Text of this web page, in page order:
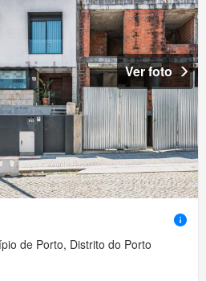
Ver foto
de Porto, Distrito do Porto